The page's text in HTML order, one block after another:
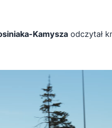
Kamysza odczytał